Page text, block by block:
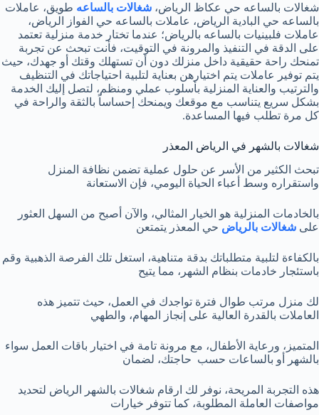
شغالات بالساعه حي عكاظ الرياض، شغالات بالساعه طويق، عاملات
بالساعه حي البادية الرياض، عاملات بالساعه حي الفواز الرياض،
عاملات فلبينيات بالساعه بالرياض؛ عندما تختار خدمة منزلية تعتمد
على الدقة في التنفيذ والمرونة في التوقيت، فأنت تبحث عن تجربة
تمنحك راحة حقيقية داخل منزلك دون أن تستهلك وقتك أو جهدك، حيث
يتم توفير عاملات يتم اختيارهن بعناية لتلبية احتياجاتك في التنظيف
والترتيب والعناية المنزلية بأسلوب عملي ومنظم، لتصل إليك الخدمة
بشكل سريع يتناسب مع موقعك ويمنحك إحساساً بالثقة والراحة في
كل مرة تطلب فيها المساعدة.
شغالات بالشهر في الرياض المعذر
تبحث الكثير من الأسر عن حلول عملية تضمن نظافة المنزل
واستقراره وسط أعباء الحياة اليومي، فإن الاستعانة
بالخادمات المنزلية هو الخيار المثالي، والآن أصبح من السهل العثور
على شغالات بالرياض حي المعذر يتمتعن
بالكفاءة لتلبية متطلباتك بدقة متناهية، استغل تلك الفرصة الذهبية وقم
باستئجار خادمات بنظام الشهر، مما يتيح
لك منزل مرتب طوال فترة تواجدك في العمل، حيث تتميز هذه
العاملات بالقدرة العالية على إنجاز المهام، والطهي
المتميز، ورعاية الأطفال، مع مرونة تامة في اختيار باقات العمل سواء
بالشهر أو بالساعات حسب حاجتك، لضمان
هذه التجربة المريحة، نوفر لك ارقام شغالات بالشهر الرياض لتحديد
مواصفات العاملة المطلوبة، كما تتوفر خيارات